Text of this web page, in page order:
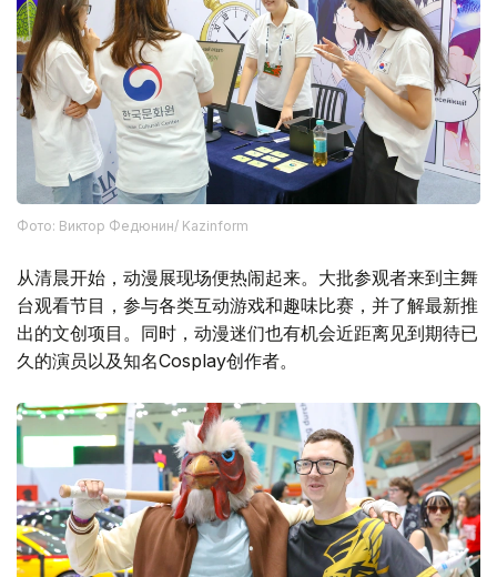
Фото: Виктор Федюнин/ Kazinform
从清晨开始，动漫展现场便热闹起来。大批参观者来到主舞
台观看节目，参与各类互动游戏和趣味比赛，并了解最新推
出的文创项目。同时，动漫迷们也有机会近距离见到期待已
久的演员以及知名Cosplay创作者。